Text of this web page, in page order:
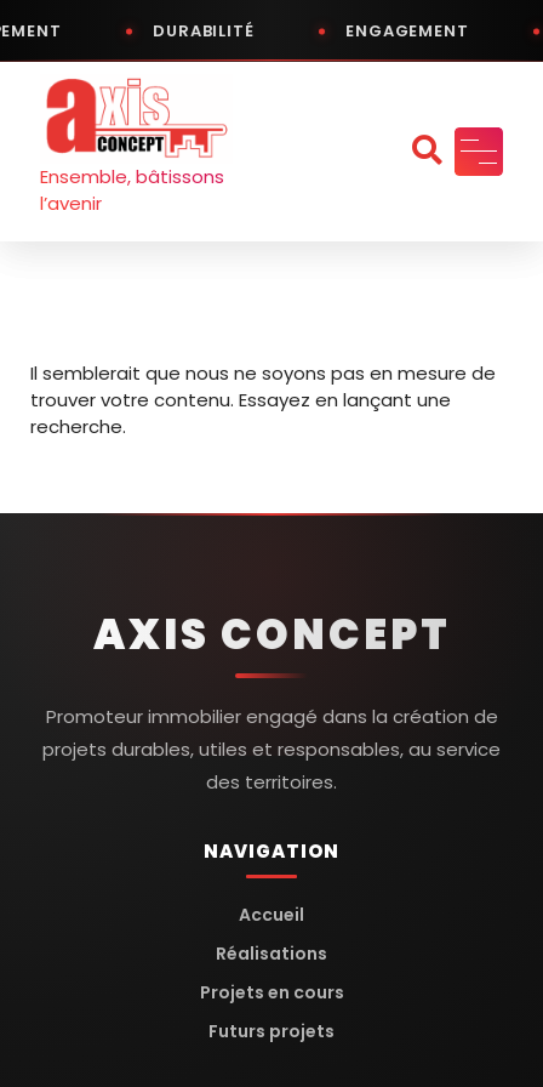
DURABILITÉ ENGAGEMENT
contenu
Ensemble, bâtissons
l’avenir
Il semblerait que nous ne soyons pas en mesure de
trouver votre contenu. Essayez en lançant une
recherche.
AXIS CONCEPT
Promoteur immobilier engagé dans la création de
projets durables, utiles et responsables, au service
des territoires.
NAVIGATION
Accueil
Réalisations
Projets en cours
Futurs projets